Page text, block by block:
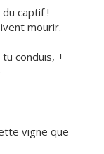
captif !
ivent mourir.
conduis, +
vigne que